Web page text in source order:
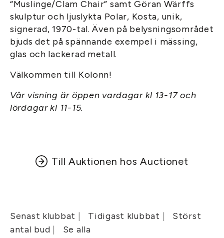
“Muslinge/Clam Chair” samt Göran Wärffs
skulptur och ljuslykta Polar, Kosta, unik,
signerad, 1970-tal. Även på belysningsområdet
bjuds det på spännande exempel i mässing,
glas och lackerad metall.
Välkommen till Kolonn!
Vår visning är öppen vardagar kl 13-17 och
lördagar kl 11-15.
Till Auktionen hos Auctionet
Senast klubbat Tidigast klubbat
Störst
antal bud
Se alla